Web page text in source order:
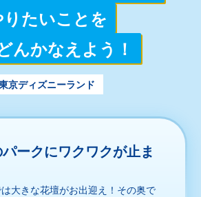
たいことを
んかなえよう！
京ディズニーランド
ークにワクワクが止ま
大きな花壇がお出迎え！その奥で